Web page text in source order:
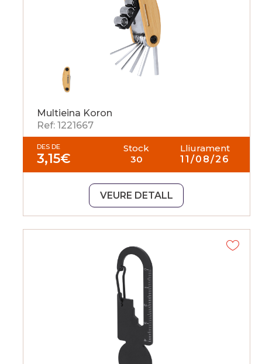
Multieina Koron
Ref: 1221667
DES DE
3,15€
Stock
30
Lliurament
11/08/26
VEURE DETALL